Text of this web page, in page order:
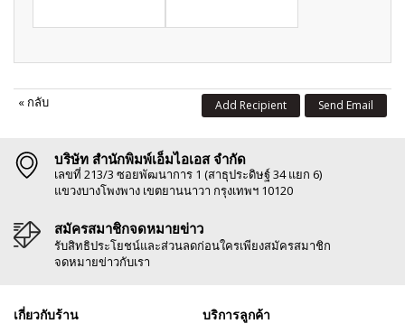
« กลับ Send Email
Add Recipient
บริษัท สำนักพิมพ์เอ็มไอเอส จำกัด
เลขที่ 213/3 ซอยพัฒนาการ 1 (สาธุประดิษฐ์ 34 แยก 6)
แขวงบางโพงพาง เขตยานนาวา กรุงเทพฯ 10120
สมัครสมาชิกจดหมายข่าว
รับสิทธิประโยชน์และส่วนลดก่อนใครเพียงสมัครสมาชิก
จดหมายข่าวกับเรา
เกี่ยวกับร้าน บริการลูกค้า